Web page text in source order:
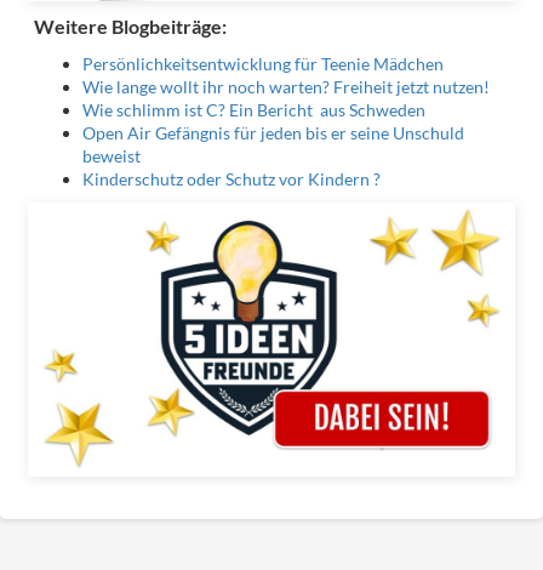
Weitere Blogbeiträge:
Persönlichkeitsentwicklung für Teenie Mädchen
Wie lange wollt ihr noch warten? Freiheit jetzt nutzen!
Wie schlimm ist C? Ein Bericht aus Schweden
Open Air Gefängnis für jeden bis er seine Unschuld
beweist
Kinderschutz oder Schutz vor Kindern ?